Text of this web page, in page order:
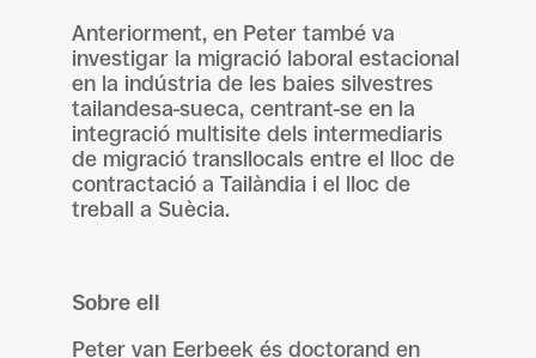
Anteriorment, en Peter també va
investigar la migració laboral estacional
en la indústria de les baies silvestres
tailandesa-sueca, centrant-se en la
integració multisite dels intermediaris
de migració transllocals entre el lloc de
contractació a Tailàndia i el lloc de
treball a Suècia.
Sobre ell
Peter van Eerbeek és doctorand en